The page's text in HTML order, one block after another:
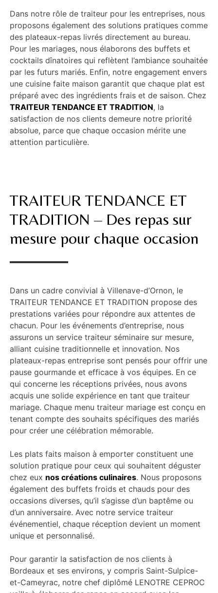
Dans notre rôle de traiteur pour les entreprises, nous
proposons également des solutions pratiques comme
des plateaux-repas livrés directement au bureau.
Pour les mariages, nous élaborons des buffets et
cocktails dînatoires qui reflètent l’ambiance souhaitée
par les futurs mariés. Enfin, notre engagement envers
une cuisine faite maison garantit que chaque plat est
préparé avec des ingrédients frais et de saison. Chez
TRAITEUR TENDANCE ET TRADITION, la
satisfaction de nos clients demeure notre priorité
absolue, parce que chaque occasion mérite une
attention particulière.
TRAITEUR TENDANCE ET
TRADITION – Des repas sur
mesure pour chaque occasion
Dans un cadre convivial à Villenave-d’Ornon, le
TRAITEUR TENDANCE ET TRADITION propose des
prestations variées pour répondre aux attentes de
chacun. Pour les événements d’entreprise, nous
assurons un service traiteur séminaire sur mesure,
alliant cuisine traditionnelle et innovation. Nos
plateaux-repas entreprise sont pensés pour offrir une
pause gourmande et efficace à vos équipes. En ce
qui concerne les réceptions privées, nous avons
acquis une solide expérience en tant que traiteur
mariage. Chaque menu traiteur mariage est conçu en
tenant compte des souhaits spécifiques des mariés
pour créer une célébration mémorable.
Les plats faits maison à emporter constituent une
solution pratique pour ceux qui souhaitent déguster
chez eux nos créations culinaires. Nous proposons
également des buffets froids et chauds pour des
occasions diverses, qu’il s’agisse d’un baptême ou
d’un anniversaire. Avec notre service traiteur
événementiel, chaque réception devient un moment
unique et personnalisé.
Pour garantir la satisfaction de nos clients à
Bordeaux et ses environs, y compris Saint-Sulpice-
et-Cameyrac, notre chef diplômé LENOTRE CEPROC